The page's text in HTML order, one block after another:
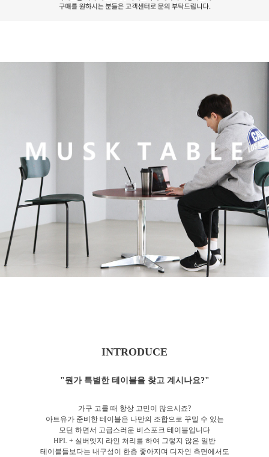
INTRODUCE
"뭔가 특별한 테이블을 찾고 계시나요?"
가구 고를 때 항상 고민이 많으시죠?
아트유가 준비한 테이블은 나만의 조합으로 꾸밀 수 있는
모던 하면서 고급스러운 비스포크 테이블입니다
HPL + 실버엣지 라인 처리를 하여 그렇지 않은 일반
테이블들보다는 내구성이 한층 좋아지며 디자인 측면에서도